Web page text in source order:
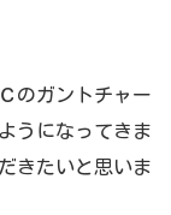
のガントチャー
うになってきま
きたいと思いま